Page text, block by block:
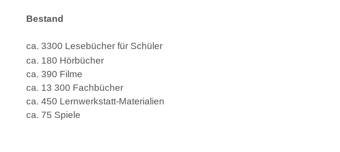
Bestand
ca. 3300 Lesebücher für Schüler
ca. 180 Hörbücher
ca. 390 Filme
ca. 13 300 Fachbücher
ca. 450 Lernwerkstatt-Materialien
ca. 75 Spiele